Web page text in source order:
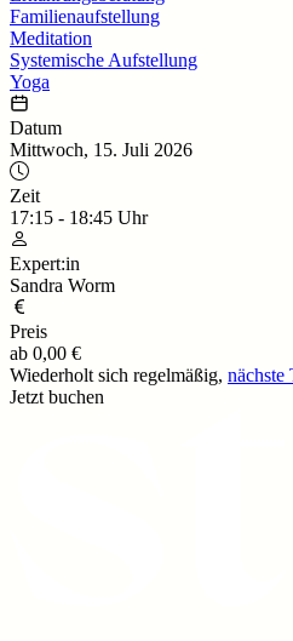
Familienaufstellung
Meditation
Systemische Aufstellung
Yoga
Datum
Mittwoch, 15. Juli 2026
Zeit
17:15 - 18:45 Uhr
Expert:in
Sandra Worm
Preis
ab 0,00 €
Wiederholt sich regelmäßig, nächste
Jetzt buchen